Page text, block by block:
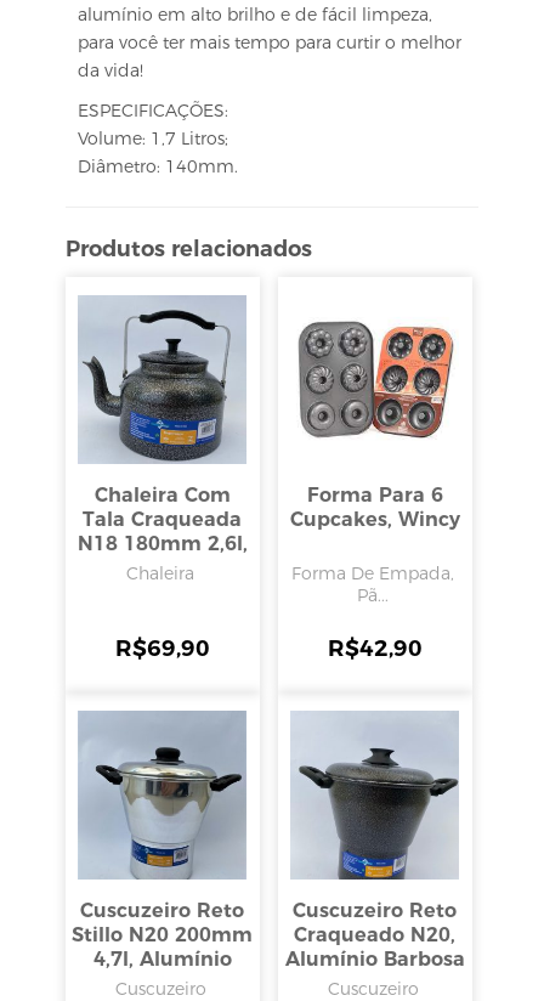
alumínio em alto brilho e de fácil limpeza,
para você ter mais tempo para curtir o melhor
da vida!
ESPECIFICAÇÕES:
Volume: 1,7 Litros;
Diâmetro: 140mm.
Produtos relacionados
Chaleira Com
Tala Craqueada
N18 180mm 2,6l,
Alumínio Barbosa
Chaleira
R$69,90
Forma Para 6
Cupcakes, Wincy
Forma De Empada,
Pã...
R$42,90
Cuscuzeiro Reto
Stillo N20 200mm
4,7l, Alumínio
Barbosa
Cuscuzeiro
Cuscuzeiro Reto
Craqueado N20,
Alumínio Barbosa
Cuscuzeiro